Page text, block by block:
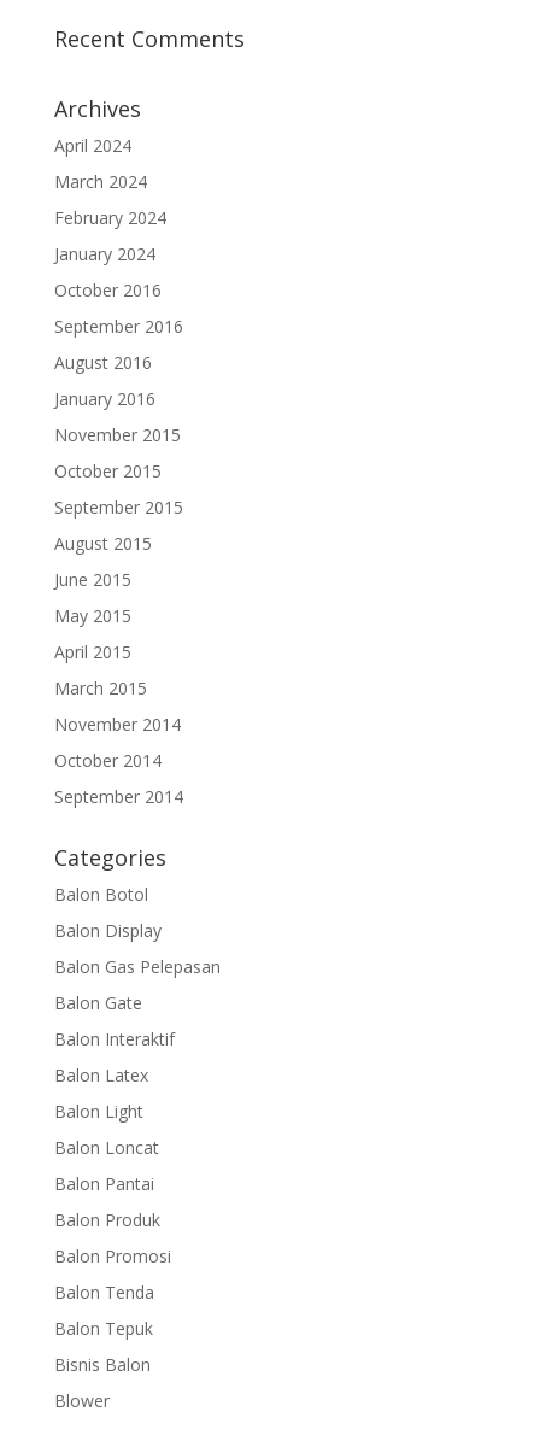
Recent Comments
Archives
April 2024
March 2024
February 2024
January 2024
October 2016
September 2016
August 2016
January 2016
November 2015
October 2015
September 2015
August 2015
June 2015
May 2015
April 2015
March 2015
November 2014
October 2014
September 2014
Categories
Balon Botol
Balon Display
Balon Gas Pelepasan
Balon Gate
Balon Interaktif
Balon Latex
Balon Light
Balon Loncat
Balon Pantai
Balon Produk
Balon Promosi
Balon Tenda
Balon Tepuk
Bisnis Balon
Blower